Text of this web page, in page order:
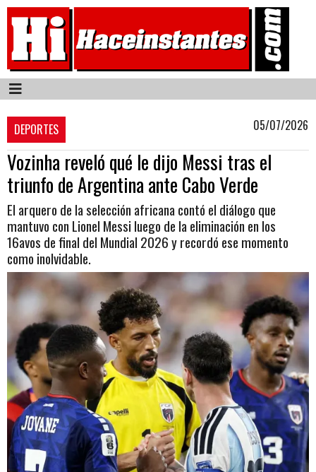
DEPORTES 05/07/2026
Vozinha reveló qué le dijo Messi tras el
triunfo de Argentina ante Cabo Verde
El arquero de la selección africana contó el diálogo que
mantuvo con Lionel Messi luego de la eliminación en los
16avos de final del Mundial 2026 y recordó ese momento
como inolvidable.